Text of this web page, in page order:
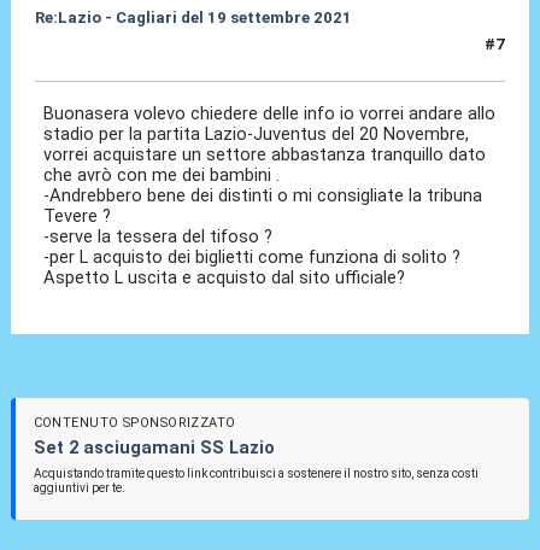
Re:Lazio - Cagliari del 19 settembre 2021
#7
Buonasera volevo chiedere delle info io vorrei andare allo
stadio per la partita Lazio-Juventus del 20 Novembre,
vorrei acquistare un settore abbastanza tranquillo dato
che avrò con me dei bambini .
-Andrebbero bene dei distinti o mi consigliate la tribuna
Tevere ?
-serve la tessera del tifoso ?
-per L acquisto dei biglietti come funziona di solito ?
Aspetto L uscita e acquisto dal sito ufficiale?
CONTENUTO SPONSORIZZATO
Set 2 asciugamani SS Lazio
Acquistando tramite questo link contribuisci a sostenere il nostro sito, senza costi
aggiuntivi per te.